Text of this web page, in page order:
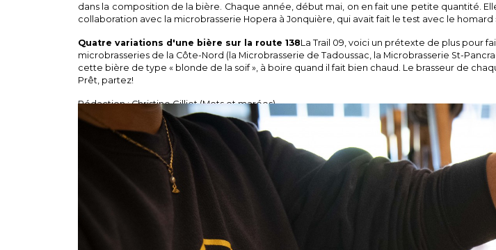
dans la composition de la bière. Chaque année, début mai, on en fait une petite quantité.
collaboration avec la microbrasserie Hopera à Jonquière, qui avait fait le test avec le homard
Quatre variations d'une bière sur la route 138La Trail 09, voici un prétexte de plus pour
microbrasseries de la Côte-Nord (la Microbrasserie de Tadoussac, la Microbrasserie St-
cette bière de type « blonde de la soif », à boire quand il fait bien chaud. Le brasseur de
Prêt, partez!
Rédaction : Christine Gilliet (Mots et marées)
Écoutez la balado et suivez-nous sur ces plateformes : Soundcloud :Podcast Le Goût
- Microbrasserie St-Pancrace
Spotify : Podcast Le Goût de la Côte-Nord - Microbrasserie St-Pancrace